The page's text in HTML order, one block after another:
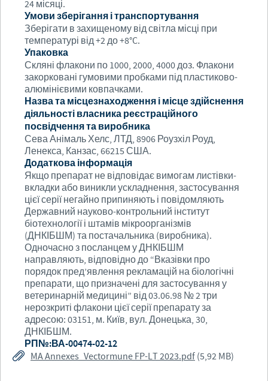
24 місяці.
Умови зберігання і транспортування
Зберігати в захищеному від світла місці при
температурі від +2 до +8°C.
Упаковка
Скляні флакони по 1000, 2000, 4000 доз. Флакони
закорковані гумовими пробками під пластиково-
алюмінієвими ковпачками.
Назва та місцезнаходження і місце здійснення
діяльності власника реєстраційного
посвідчення та виробника
Сева Анімаль Хелс, ЛТД, 8906 Роузхіл Роуд,
Ленекса, Канзас, 66215 США.
Додаткова інформація
Якщо препарат не відповідає вимогам листівки-
вкладки або виникли ускладнення, застосування
цієї серії негайно припиняють і повідомляють
Державний науково-контрольний інститут
біотехнології і штамів мікроорганізмів
(ДНКІБШМ) та постачальника (виробника).
Одночасно з посланцем у ДНКІБШМ
направляють, відповідно до “Вказівки про
порядок пред’явлення рекламацій на біологічні
препарати, що призначені для застосування у
ветеринарній медицині” від 03.06.98 № 2 три
нерозкриті флакони цієї серії препарату за
адресою: 03151, м. Київ, вул. Донецька, 30,
ДНКІБШМ.
РП№:ВА-00474-02-12
MA Annexes_Vectormune FP-LT 2023.pdf (5,92 MB)